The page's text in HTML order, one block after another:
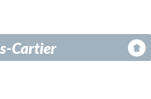
Cartier